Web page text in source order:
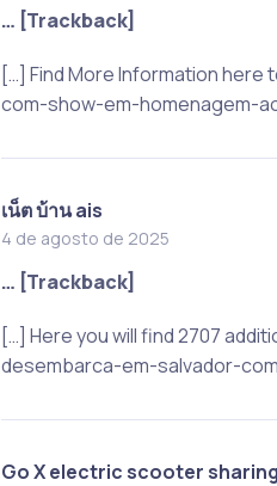
… [Trackback]
[…] Find More Information
com-show-em-homenagem-
เน็ต บ้าน ais
4 de agosto de 2025
… [Trackback]
[…] Here you will find 2707
desembarca-em-salvador-
Go X electric scooter sharing